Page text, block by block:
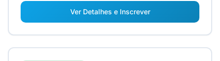
Ver Detalhes e Inscrever